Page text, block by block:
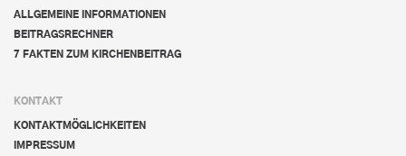
ALLGEMEINE INFORMATIONEN
BEITRAGSRECHNER
7 FAKTEN ZUM KIRCHENBEITRAG
KONTAKT
KONTAKTMÖGLICHKEITEN
IMPRESSUM